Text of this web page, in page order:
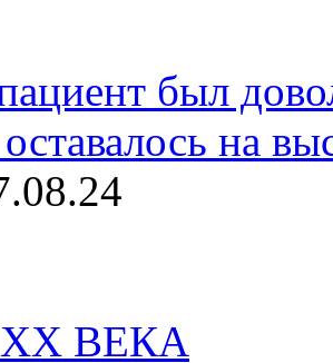
был
на
ВЕКА